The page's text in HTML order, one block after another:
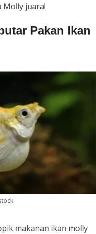
Molly juara!
Pakan Ikan
makanan ikan molly